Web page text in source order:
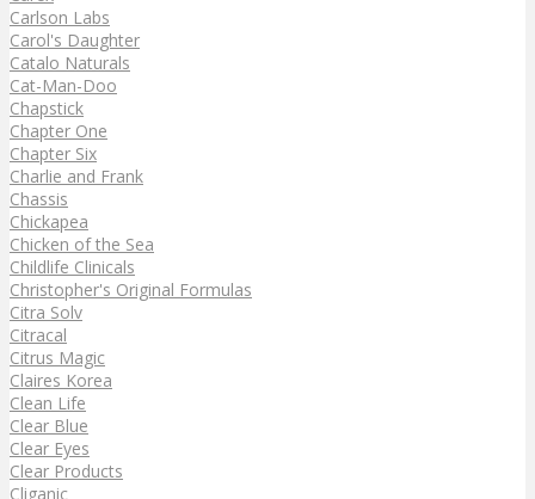
Carlson Labs
Carol's Daughter
Catalo Naturals
Cat-Man-Doo
Chapstick
Chapter One
Chapter Six
Charlie and Frank
Chassis
Chickapea
Chicken of the Sea
Childlife Clinicals
Christopher's Original Formulas
Citra Solv
Citracal
Citrus Magic
Claires Korea
Clean Life
Clear Blue
Clear Eyes
Clear Products
Cliganic